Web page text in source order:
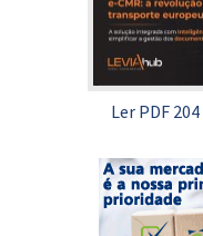
Ler PDF 204